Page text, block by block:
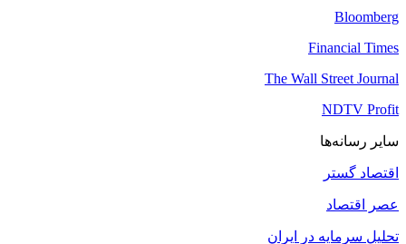
Bloomberg
Financial Times
The Wall Street Journal
NDTV Profit
سایر رسانه‌ها
اقتصاد گستر
عصر اقتصاد
تحلیل سرمایه در ایران